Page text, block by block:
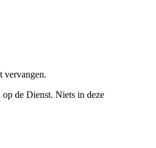
vervangen.
de Dienst. Niets in deze